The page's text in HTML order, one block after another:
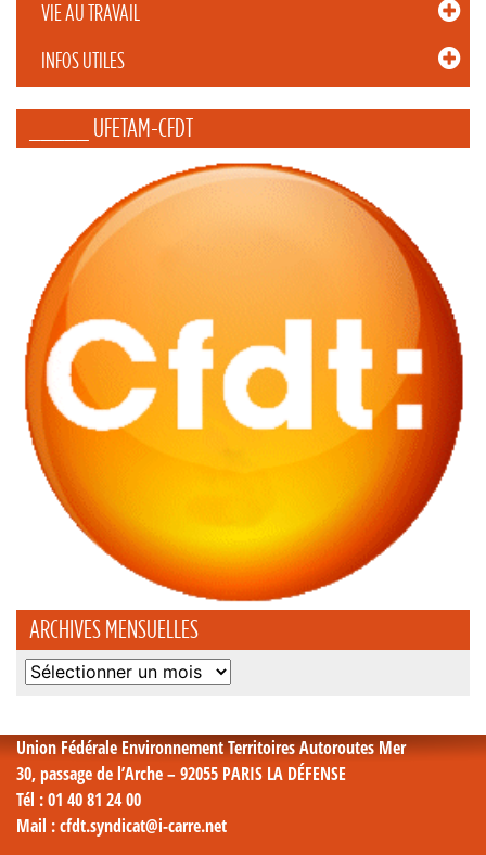
VIE AU TRAVAIL
INFOS UTILES
_____ UFETAM-CFDT
ARCHIVES MENSUELLES
Archives
Union Fédérale Environnement Territoires Autoroutes Mer
30, passage de l’Arche – 92055 PARIS LA DÉFENSE
Tél : 01 40 81 24 00
Mail : cfdt.syndicat@i-carre.net